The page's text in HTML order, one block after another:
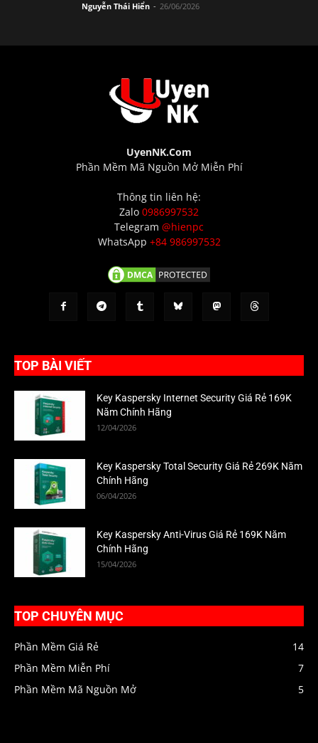
Nguyễn Thái Hiển - 26/06/2026
UyenNK.Com
Phần Mềm Mã Nguồn Mở Miễn Phí
Thông tin liên hệ:
Zalo 0986997532
Telegram @hienpc
WhatsApp +84 986997532
TOP BÀI VIẾT
Key Kaspersky Internet Security Giá Rẻ 169K
Năm Chính Hãng
12/04/2026
Key Kaspersky Total Security Giá Rẻ 269K Năm
Chính Hãng
06/04/2026
Key Kaspersky Anti-Virus Giá Rẻ 169K Năm
Chính Hãng
15/04/2026
TOP CHUYÊN MỤC
Phần Mềm Giá Rẻ
14
Phần Mềm Miễn Phí
7
Phần Mềm Mã Nguồn Mở
5